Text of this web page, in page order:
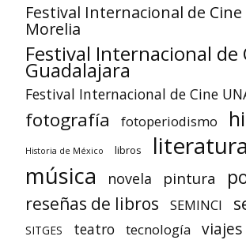
Festival Internacional de Cine
Morelia
Festival Internacional de
Guadalajara
Festival Internacional de Cine
fotografía fotoperiodismo
Historia de México libros literatura
música novela pintura
reseñas de libros SEMINCI
SITGES teatro tecnología viajes